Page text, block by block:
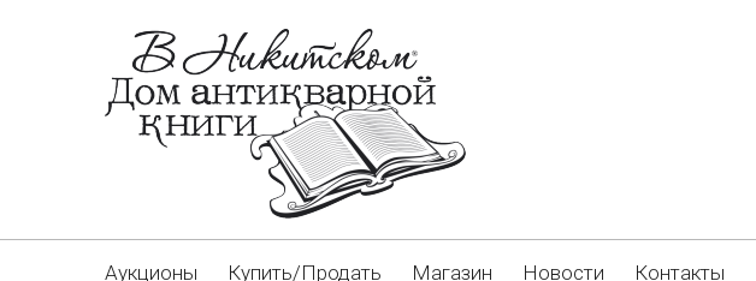
Аукционы Купить/Продать Магазин Новости Контакты